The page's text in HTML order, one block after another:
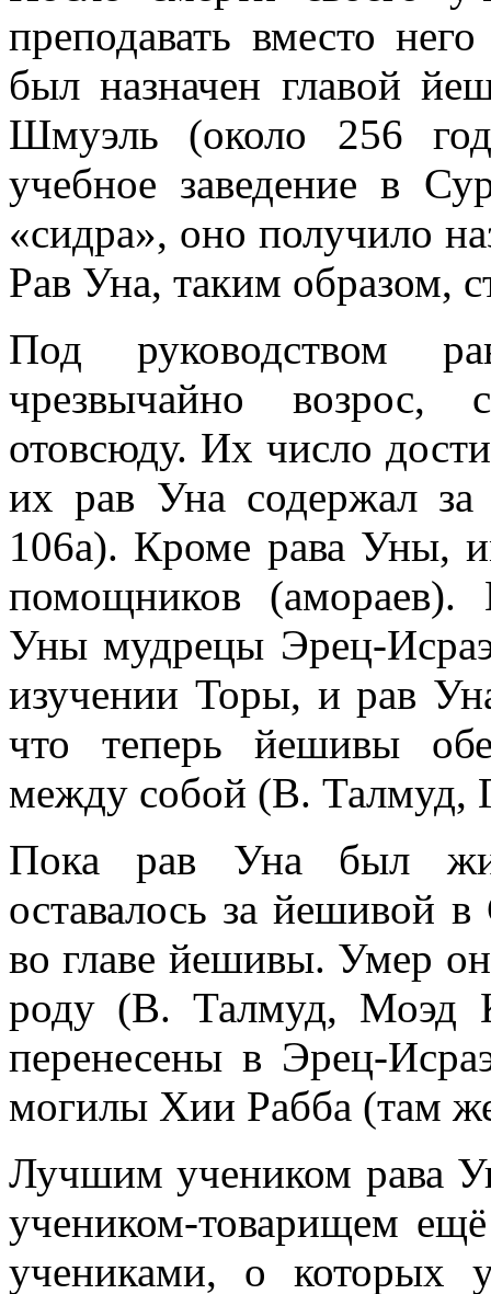
преподавать вместо
был назначен главой
Шмуэль (около 256
учебное заведение в
«сидра», оно получило
Рав Уна, таким образом,
Под руководством
чрезвычайно возрос,
отовсюду. Их число
их рав Уна содержал
106а). Кроме рава Уны,
помощников (амораев).
Уны мудрецы Эрец-
изучении Торы, и рав
что теперь йешивы
между собой (В. Талмуд,
Пока рав Уна был
оставалось за йешивой
во главе йешивы. Умер
роду (В. Талмуд, Моэд
перенесены в Эрец-
могилы Хии Рабба (там
Лучшим учеником рава
учеником-товарищем
учениками, о которых